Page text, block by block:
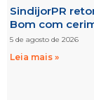
SindijorPR
Bom com
5 de agosto de 2026
Leia mais »